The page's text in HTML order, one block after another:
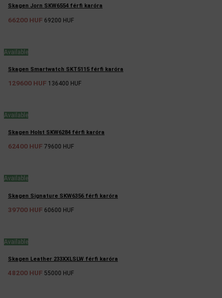
Skagen Jorn SKW6554 férfi karóra
66200 HUF 69200 HUF
Available
Skagen Smartwatch SKT5115 férfi karóra
129600 HUF 136400 HUF
Available
Skagen Holst SKW6284 férfi karóra
62400 HUF 79600 HUF
Available
Skagen Signature SKW6356 férfi karóra
39700 HUF 60600 HUF
Available
Skagen Leather 233XXLSLW férfi karóra
48200 HUF 55000 HUF